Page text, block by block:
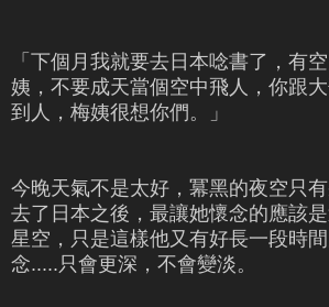
「下個月我就要去日本唸書了，有
姨，不要成天當個空中飛人，你跟
到人，梅姨很想你們。」
今晚天氣不是太好，冪黑的夜空只有
去了日本之後，最讓她懷念的應該
星空，只是這樣他又有好長一段時
念.....只會更深，不會變淡。